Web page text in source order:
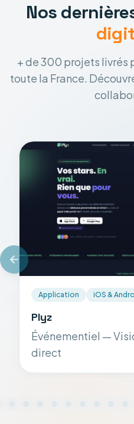
Nos
+ de 300 projets livrés
toute la France.
Application iOS &
Plyz
Événementiel —
direct